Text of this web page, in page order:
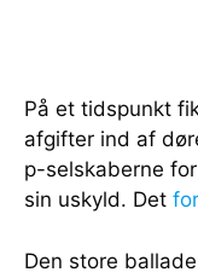
På et tidspunkt
afgifter ind af
p-selskaberne
sin uskyld. Det
Den store